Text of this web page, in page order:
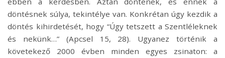
döntésnek súlya, tekintélye van. Konkrétan úgy kezdik a
döntés kihirdetését, hogy “Úgy tetszett a Szentléleknek
és nekünk…” (Apcsel 15, 28). Ugyanez történik a
követekező 2000 évben minden egyes zsinaton: a